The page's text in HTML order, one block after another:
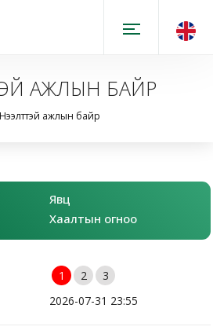
АЖЛЫН БАЙР
Нээлттэй ажлын байр
Явц
Хаалтын огноо
1 2
3
2026-07-31 23:55